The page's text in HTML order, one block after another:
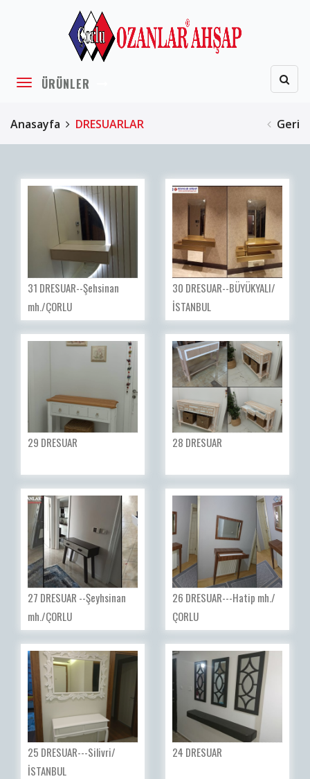
ÜRÜNLER
Anasayfa DRESUARLAR Geri
31 DRESUAR--Şehsinan
mh./ÇORLU
30 DRESUAR--BÜYÜKYALI/
İSTANBUL
29 DRESUAR 28 DRESUAR
27 DRESUAR --Şeyhsinan
mh./ÇORLU
26 DRESUAR---Hatip mh./
ÇORLU
25 DRESUAR---Silivri/
İSTANBUL
24 DRESUAR